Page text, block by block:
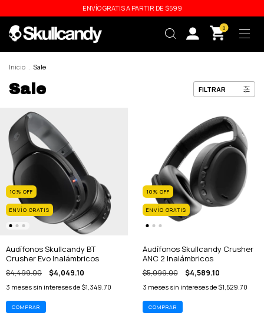
ENVÍO GRATIS A PARTIR DE $599
0
Inicio . Sale
Sale FILTRAR
10% OFF
ENVÍO GRATIS
Audífonos Skullcandy BT
Crusher Evo Inalámbricos
$4,499.00 $4,049.10
3 meses sin intereses de $1,349.70
10% OFF
ENVÍO GRATIS
Audífonos Skullcandy Crusher
ANC 2 Inalámbricos
$5,099.00 $4,589.10
3 meses sin intereses de $1,529.70